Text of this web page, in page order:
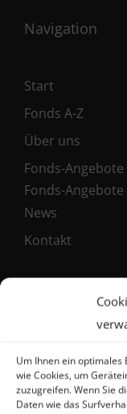
Um Ihnen ein optimales
wie Cookies, um
zuzugreifen. Wenn Sie
Daten wie das
Navigation
Start
Fonds A-Z
Über uns
Fonds-
Fonds-
News
Kontakt
Konditionen
Konditionen